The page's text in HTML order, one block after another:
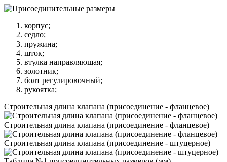
корпус;
седло;
пружина;
шток;
втулка направляющая;
золотник;
болт регулировочный;
рукоятка;
Строительная длина клапана (присоединение - фланцевое)
Строительная длина клапана (присоединение - фланцевое)
Строительная длина клапана (присоединение - штуцерное)